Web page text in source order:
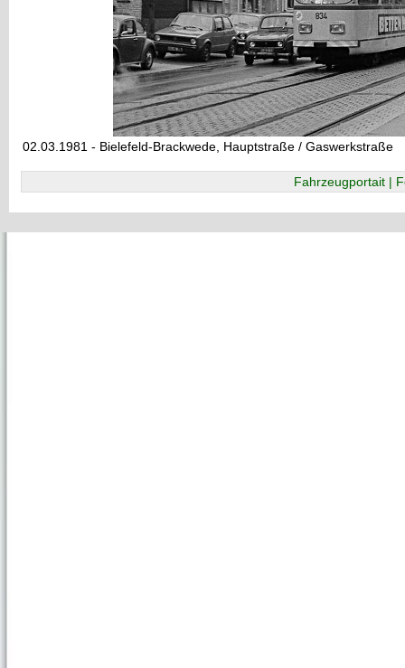
02.03.1981 - Bielefeld-Brackwede, Hauptstraße / Gaswerkstraße
Fahrzeugportait |